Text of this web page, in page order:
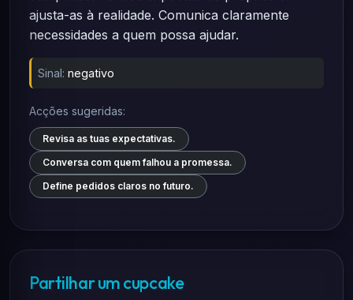
ajusta-as à realidade. Comunica claramente
necessidades a quem possa ajudar.
Sinal: negativo
Acções sugeridas:
Revisa as tuas expectativas.
Conversa com quem falhou a promessa.
Define pedidos claros no futuro.
Partilhar um cupcake